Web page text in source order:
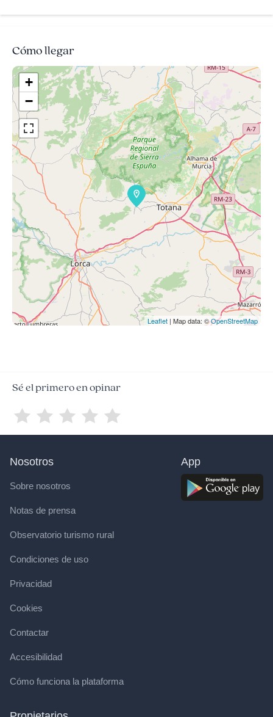
Cómo llegar
+
−
Leaflet | Map data: ©OpenStreetMap
Sé el primero en opinar
Nosotros
Sobre nosotros
Notas de prensa
Observatorio turismo rural
Condiciones de uso
Privacidad
Cookies
Contactar
Accesibilidad
Cómo funciona la plataforma
App